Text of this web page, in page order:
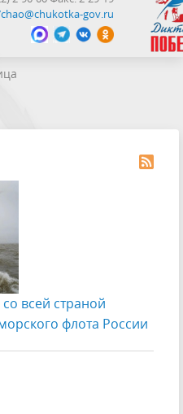
gov.ru
всей страной
флота России